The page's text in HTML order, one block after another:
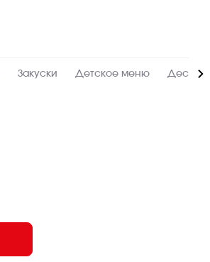
Закуски Детское меню